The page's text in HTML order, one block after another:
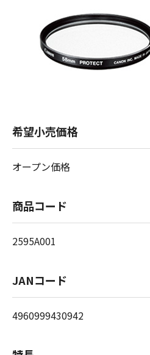
希望小売価格
オープン価格
商品コード
2595A001
JANコード
4960999430942